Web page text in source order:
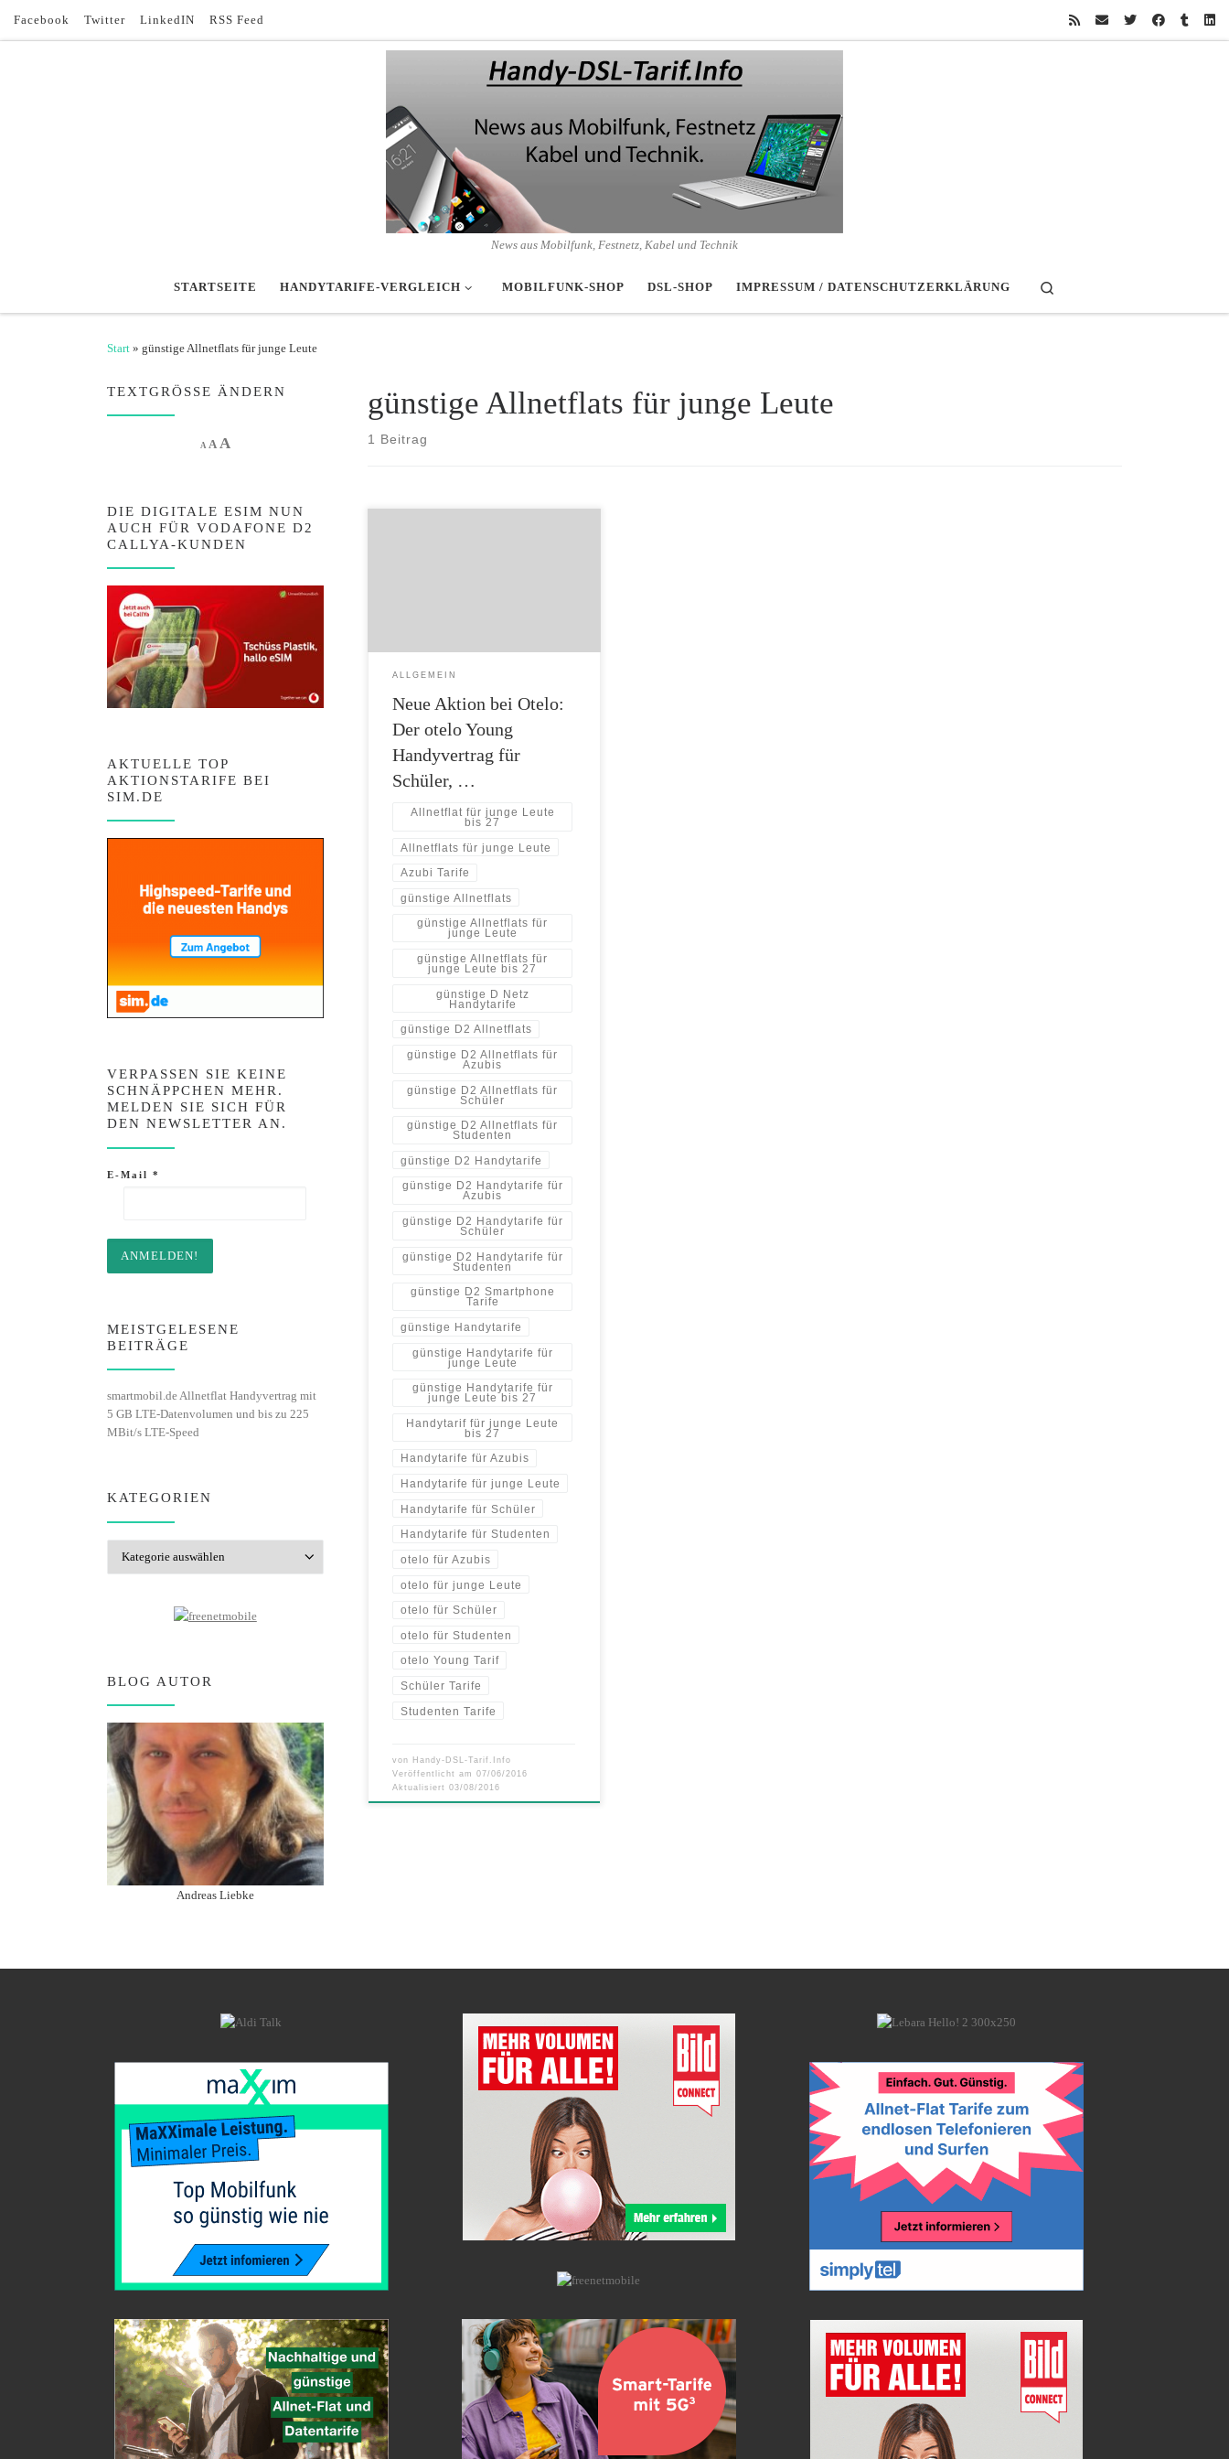
Zum Inhalt springen
Facebook Twitter LinkedIN RSS Feed
News aus Mobilfunk, Festnetz, Kabel und Technik
STARTSEITE HANDYTARIFE-VERGLEICH MOBILFUNK-SHOP DSL-SHOP IMPRESSUM / DATENSCHUTZERKLÄRUNG
Start » günstige Allnetflats für junge Leute
günstige Allnetflats für junge Leute
1 Beitrag
ALLGEMEIN
Neue Aktion bei Otelo:
Der otelo Young
Handyvertrag für
Schüler, …
Allnetflat für junge Leute
bis 27
Allnetflats für junge Leute
Azubi Tarife
günstige Allnetflats
günstige Allnetflats für
junge Leute
günstige Allnetflats für
junge Leute bis 27
günstige D Netz
Handytarife
günstige D2 Allnetflats
günstige D2 Allnetflats für
Azubis
günstige D2 Allnetflats für
Schüler
günstige D2 Allnetflats für
Studenten
günstige D2 Handytarife
günstige D2 Handytarife für
Azubis
günstige D2 Handytarife für
Schüler
günstige D2 Handytarife für
Studenten
günstige D2 Smartphone
Tarife
günstige Handytarife
günstige Handytarife für
junge Leute
günstige Handytarife für
junge Leute bis 27
Handytarif für junge Leute
bis 27
Handytarife für Azubis
Handytarife für junge Leute
Handytarife für Schüler
Handytarife für Studenten
otelo für Azubis
otelo für junge Leute
otelo für Schüler
otelo für Studenten
otelo Young Tarif
Schüler Tarife
Studenten Tarife
von Handy-DSL-Tarif.Info
Veröffentlicht am07/06/2016
Aktualisiert03/08/2016
TEXTGRÖSSE ÄNDERN
A Decrease font size.
AReset font size.
AIncrease font size.
DIE DIGITALE ESIM NUN
AUCH FÜR VODAFONE D2
CALLYA-KUNDEN
AKTUELLE TOP
AKTIONSTARIFE BEI
SIM.DE
VERPASSEN SIE KEINE
SCHNÄPPCHEN MEHR.
MELDEN SIE SICH FÜR
DEN NEWSLETTER AN.
E-Mail *
MEISTGELESENE
BEITRÄGE
smartmobil.de Allnetflat Handyvertrag mit
5 GB LTE-Datenvolumen und bis zu 225
MBit/s LTE-Speed
KATEGORIEN
BLOG AUTOR
Andreas Liebke